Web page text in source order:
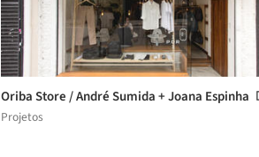
Oriba Store / André Sumida + Joana Espinha
Projetos